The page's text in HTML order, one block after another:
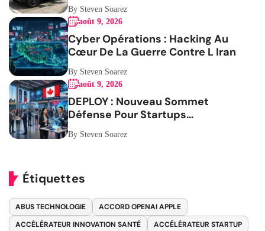
By Steven Soarez
août 9, 2026
Cyber Opérations : Hacking Au
Cœur De La Guerre Contre L Iran
By Steven Soarez
août 9, 2026
DEPLOY : Nouveau Sommet
Défense Pour Startups
Canadiennes
By Steven Soarez
Étiquettes
ABUS TECHNOLOGIE
ACCORD OPENAI APPLE
ACCÉLÉRATEUR INNOVATION SANTÉ
ACCÉLÉRATEUR STARTUP